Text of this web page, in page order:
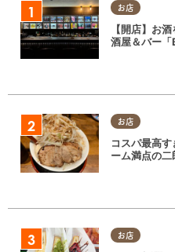
お店
【開店】お
酒屋＆バー
お店
コスパ最高
ーム満点の
お店